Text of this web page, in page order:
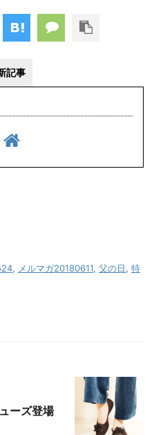
記事
, メルマガ20180611, 父の日, 特
ーズ登場